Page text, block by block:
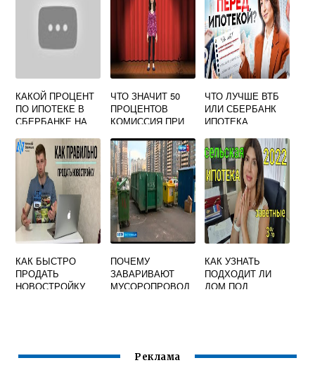
КАКОЙ ПРОЦЕНТ
ПО ИПОТЕКЕ В
СБЕРБАНКЕ НА
ЧТО ЗНАЧИТ 50
ПРОЦЕНТОВ
КОМИССИЯ ПРИ
ЧТО ЛУЧШЕ ВТБ
ИЛИ СБЕРБАНК
ИПОТЕКА
КАК БЫСТРО
ПРОДАТЬ
НОВОСТРОЙКУ
ПОЧЕМУ
ЗАВАРИВАЮТ
МУСОРОПРОВОД
КАК УЗНАТЬ
ПОДХОДИТ ЛИ
ДОМ ПОД
Реклама